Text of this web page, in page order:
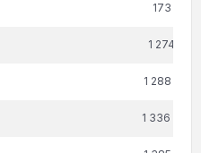
173
1 274
1 288
1 336